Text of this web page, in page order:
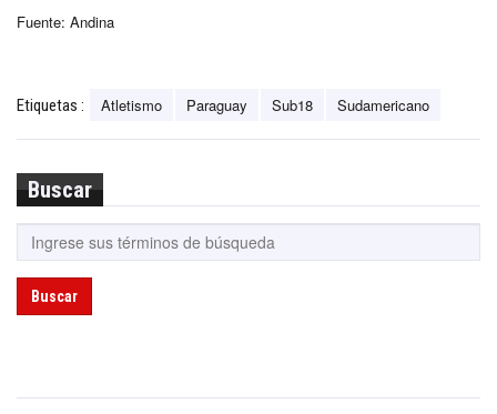
Fuente: Andina
Etiquetas : Atletismo Paraguay Sub18 Sudamericano
Buscar
Buscar